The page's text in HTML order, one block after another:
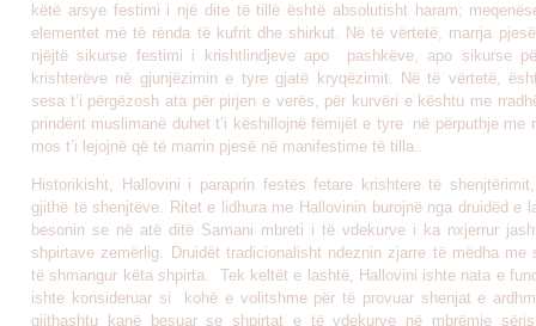
këtë arsye festimi i një dite të tillë është absolutisht haram;
elementet më të rënda të kufrit dhe shirkut. Në të vërtetë, marrja
njëjtë sikurse festimi i krishtlindjeve apo pashkëve, apo sikurse
krishterëve në gjunjëzimin e tyre gjatë kryqëzimit. Në të vërtetë,
sesa t’i përgëzosh ata për pirjen e verës, për kurvëri e kështu me
prindërit muslimanë duhet t’i këshillojnë fëmijët e tyre në përputhje me
mos t’i lejojnë që të marrin pjesë në manifestime të tilla..
Historikisht, Hallovini i paraprin festës fetare krishtere të
gjithë të shenjtëve. Ritet e lidhura me Hallovinin burojnë nga druidëd e
besonin se në atë ditë Samani mbreti i të vdekurve i ka nxjerrur
shpirtave zemërlig. Druidët tradicionalisht ndeznin zjarre të mëdha me
të shmangur këta shpirta. Tek keltët e lashtë, Hallovini ishte nata e
ishte konsideruar si kohë e volitshme për të provuar shenjat e
gjithashtu kanë besuar se shpirtat e të vdekurve në mbrëmje